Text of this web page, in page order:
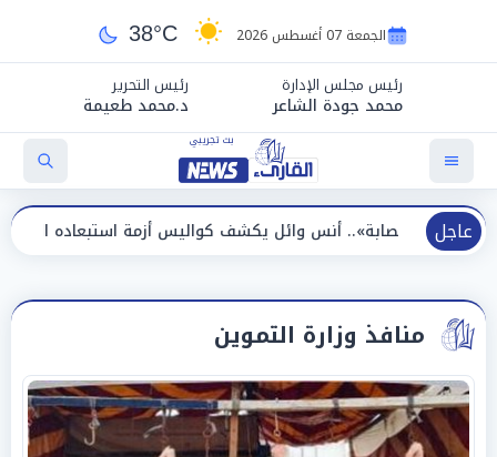
الجمعة 07 أغسطس 2026 38°C
رئيس مجلس الإدارة
محمد جودة الشاعر
رئيس التحرير
د.محمد طعيمة
عاجل
أنس وائل يكشف كواليس أزمة استبعاده المفاجئ من الزمالك
منافذ وزارة التموين